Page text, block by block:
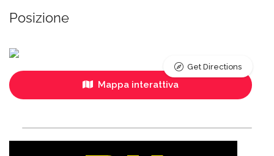
Posizione
Mappa interattiva
Get Directions